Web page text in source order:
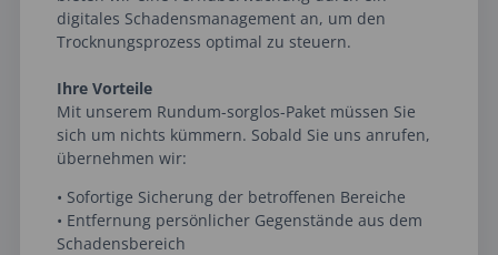
digitales Schadensmanagement an, um den
Trocknungsprozess optimal zu steuern.
Ihre Vorteile
Mit unserem Rundum-sorglos-Paket müssen Sie
sich um nichts kümmern. Sobald Sie uns anrufen,
übernehmen wir:
• Sofortige Sicherung der betroffenen Bereiche
• Entfernung persönlicher Gegenstände aus dem
Schadensbereich